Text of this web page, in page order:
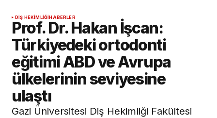
DIŞ HEKIMLIĞIHABERLER
Prof. Dr. Hakan İşcan:
Türkiyedeki ortodonti
eğitimi ABD ve Avrupa
ülkelerinin seviyesine
ulaştı
Gazi Üniversitesi Diş Hekimliği Fakültesi